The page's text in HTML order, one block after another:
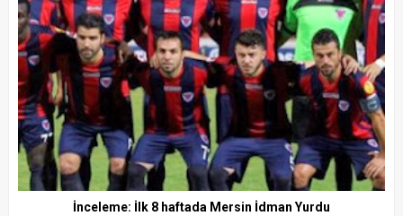
İnceleme: İlk 8 haftada Mersin İdman Yurdu